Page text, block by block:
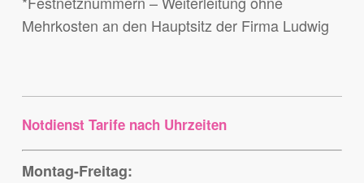
Mehrkosten an den Hauptsitz der Firma Ludwig
Notdienst Tarife nach Uhrzeiten
Montag-Freitag: